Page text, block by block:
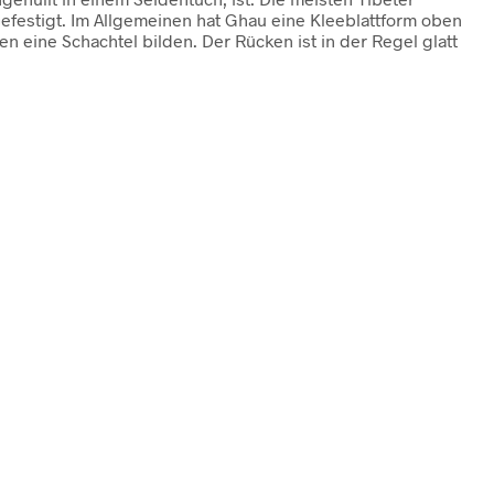
Im Allgemeinen hat Ghau eine Kleeblattform oben
eine Schachtel bilden. Der Rücken ist in der Regel glatt